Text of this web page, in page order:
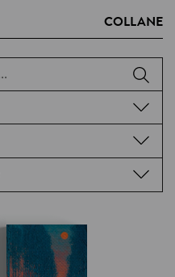
COLLANE